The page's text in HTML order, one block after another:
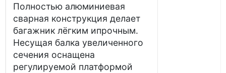
Полностью алюминиевая
сварная конструкция делает
багажник лёгким ипрочным.
Несущая балка увеличенного
сечения оснащена
регулируемой платформой